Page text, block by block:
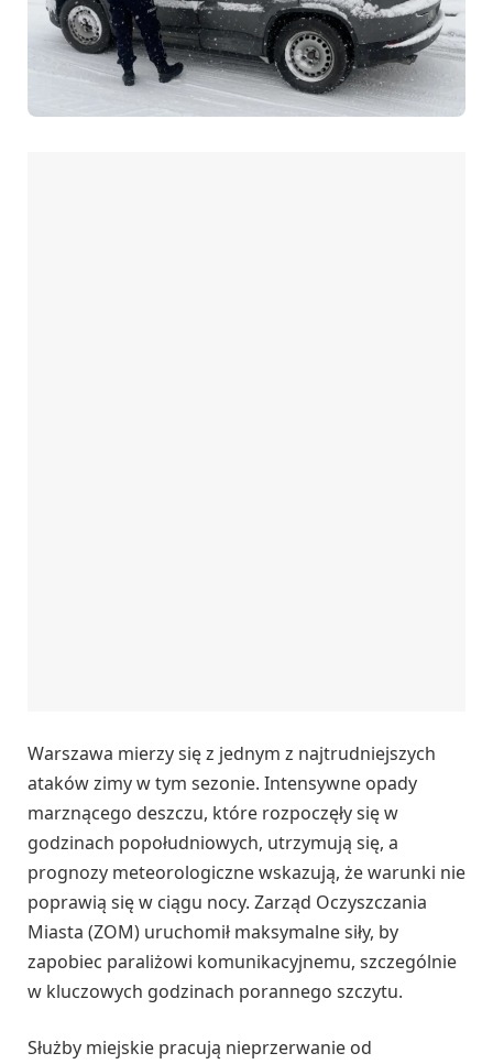
Warszawa mierzy się z jednym z najtrudniejszych
ataków zimy w tym sezonie. Intensywne opady
marznącego deszczu, które rozpoczęły się w
godzinach popołudniowych, utrzymują się, a
prognozy meteorologiczne wskazują, że warunki nie
poprawią się w ciągu nocy. Zarząd Oczyszczania
Miasta (ZOM) uruchomił maksymalne siły, by
zapobiec paraliżowi komunikacyjnemu, szczególnie
w kluczowych godzinach porannego szczytu.
Służby miejskie pracują nieprzerwanie od